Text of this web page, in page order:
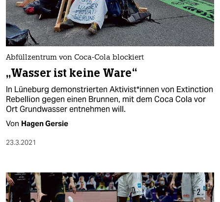
Abfüllzentrum von Coca-Cola blockiert
„Wasser ist keine Ware“
In Lüneburg demonstrierten Ak­ti­vis­t*in­nen von Extinction
Rebellion gegen einen Brunnen, mit dem Coca Cola vor
Ort Grundwasser entnehmen will.
Von Hagen Gersie
23.3.2021